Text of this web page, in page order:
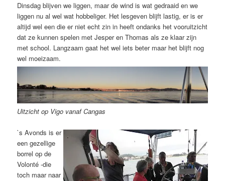
Dinsdag blijven we liggen, maar de wind is wat gedraaid en we
liggen nu al wel wat hobbeliger. Het lesgeven blijft lastig, er is er
altijd wel een die er niet echt zin in heeft ondanks het vooruitzicht
dat ze kunnen spelen met Jesper en Thomas als ze klaar zijn
met school. Langzaam gaat het wel iets beter maar het blijft nog
wel moeizaam.
Uitzicht op Vigo vanaf Cangas
`s Avonds is er
een gezellige
borrel op de
Volonté -die
toch maar naar